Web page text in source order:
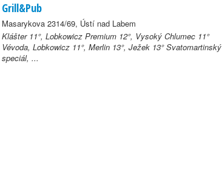
Grill&Pub
Masarykova 2314/69, Ústí nad Labem
Klášter 11°, Lobkowicz Premium 12°, Vysoký Chlumec 11°
Vévoda, Lobkowicz 11°, Merlin 13°, Ježek 13° Svatomartinský
speciál, ...